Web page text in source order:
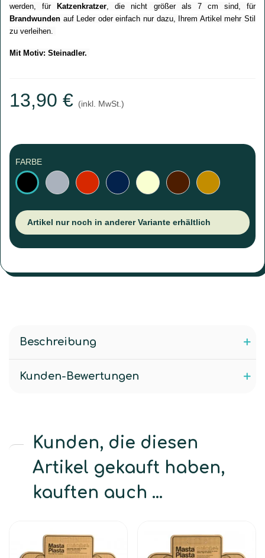
werden, für
Katzenkratzer
Brandwunden auf Leder oder einfach nur dazu, Ihrem Artikel mehr Stil
zu verleihen.
Mit Motiv: Steinadler.
13,90 € (inkl. MwSt.)
FARBE
SchwarzGrau Rot MarineblauIvory DunkelbraunHellbraun
Artikel nur noch in anderer Variante erhältlich
Beschreibung
Kunden-Bewertungen
Kunden, die diesen
Artikel gekauft haben,
kauften auch ...